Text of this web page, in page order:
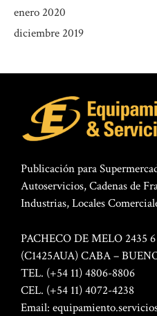
enero 2020
diciembre 2019
Publicación para
Autoservicios, Cadenas de
Industrias, Locales
PACHECO DE MELO 2435
(C1425AUA) CABA –
TEL. (+54 11) 4806-8806
CEL. (+54 11) 4072-4238
Email: